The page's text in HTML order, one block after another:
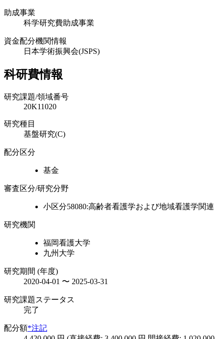
助成事業
科学研究費助成事業
資金配分機関情報
日本学術振興会(JSPS)
科研費情報
研究課題/領域番号
20K11020
研究種目
基盤研究(C)
配分区分
基金
審査区分/研究分野
小区分58080:高齢者看護学および地域看護学関連
研究機関
福岡看護大学
九州大学
研究期間 (年度)
2020-04-01 〜 2025-03-31
研究課題ステータス
完了
配分額*注記